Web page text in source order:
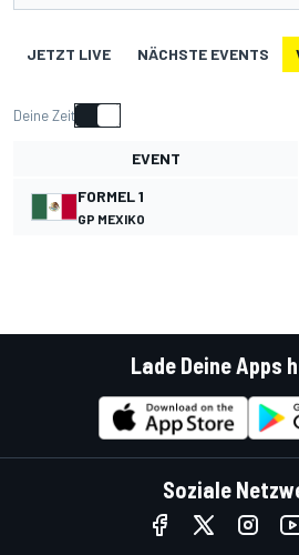
JETZT LIVE NÄCHSTE EVENTS
Deine Zeit
EVENT
FORMEL 1
GP MEXIKO
Lade Deine Apps
Soziale